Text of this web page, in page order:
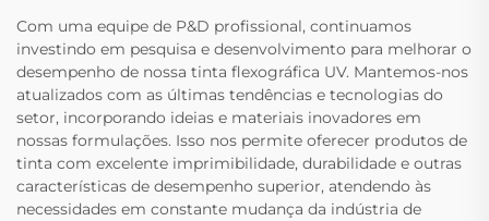
Com uma equipe de P&D profissional, continuamos
investindo em pesquisa e desenvolvimento para melhorar o
desempenho de nossa tinta flexográfica UV. Mantemos-nos
atualizados com as últimas tendências e tecnologias do
setor, incorporando ideias e materiais inovadores em
nossas formulações. Isso nos permite oferecer produtos de
tinta com excelente imprimibilidade, durabilidade e outras
características de desempenho superior, atendendo às
necessidades em constante mudança da indústria de